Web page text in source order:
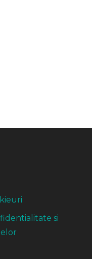
si